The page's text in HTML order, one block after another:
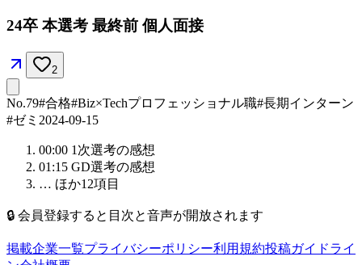
24卒 本選考 最終前 個人面接
2
No.79#合格#Biz×Techプロフェッショナル職#長期インターン
#ゼミ 2024-09-15
00:00 1次選考の感想
01:15 GD選考の感想
… ほか12項目
🔒 会員登録すると目次と音声が開放されます
掲載企業一覧プライバシーポリシー利用規約投稿ガイドライ